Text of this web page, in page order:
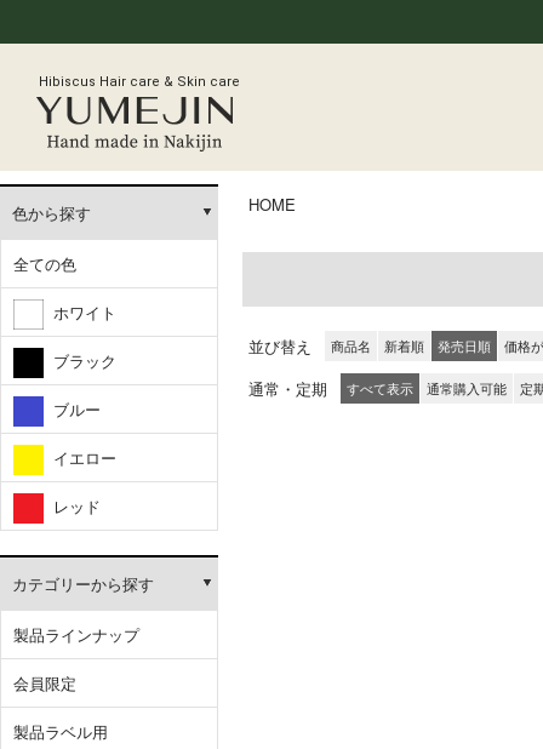
Hibiscus Hair care & Skin care
色から探す
全ての色
ホワイト
ブラック
ブルー
イエロー
レッド
カテゴリーから探す
製品ラインナップ
会員限定
製品ラベル用
HOME
並び替え 商品名 新着順 発売日順 価格
通常・定期 すべて表示 通常購入可能 定